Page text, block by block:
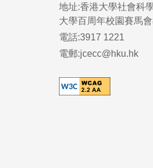
地址:香港大學社會科
大學百周年校園賽馬
電話:3917 1221
電郵:jcecc@hku.hk